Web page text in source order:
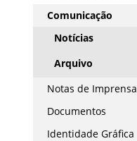
Comunicação
Notícias
Arquivo
Notas de Imprensa
Documentos
Identidade Gráfica